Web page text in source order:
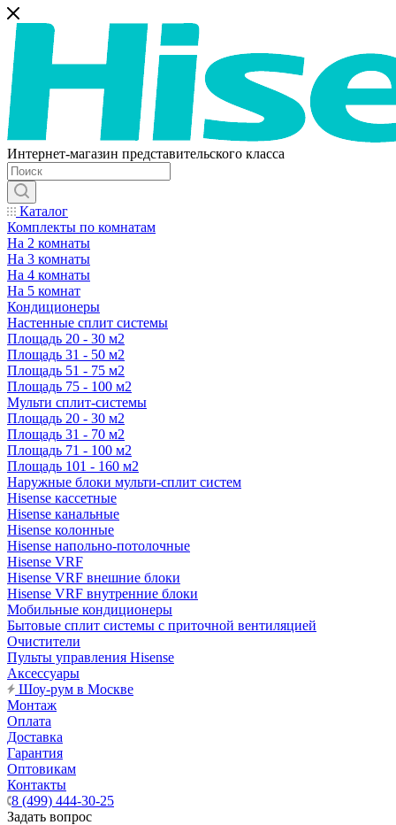
Интернет-магазин представительского класса
Каталог
Комплекты по комнатам
На 2 комнаты
На 3 комнаты
На 4 комнаты
На 5 комнат
Кондиционеры
Настенные сплит системы
Площадь 20 - 30 м2
Площадь 31 - 50 м2
Площадь 51 - 75 м2
Площадь 75 - 100 м2
Мульти сплит-системы
Площадь 20 - 30 м2
Площадь 31 - 70 м2
Площадь 71 - 100 м2
Площадь 101 - 160 м2
Наружные блоки мульти-сплит систем
Hisense кассетные
Hisense канальные
Hisense колонные
Hisense напольно-потолочные
Hisense VRF
Hisense VRF внешние блоки
Hisense VRF внутренние блоки
Мобильные кондиционеры
Бытовые сплит системы с приточной вентиляцией
Очистители
Пульты управления Hisense
Аксессуары
Шоу-рум в Москве
Монтаж
Оплата
Доставка
Гарантия
Оптовикам
Контакты
8 (499) 444-30-25
Задать вопрос